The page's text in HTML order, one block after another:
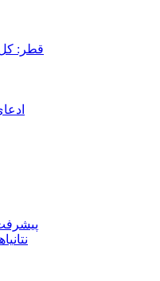
قطر:
ادعای استعفای ۲۸باره